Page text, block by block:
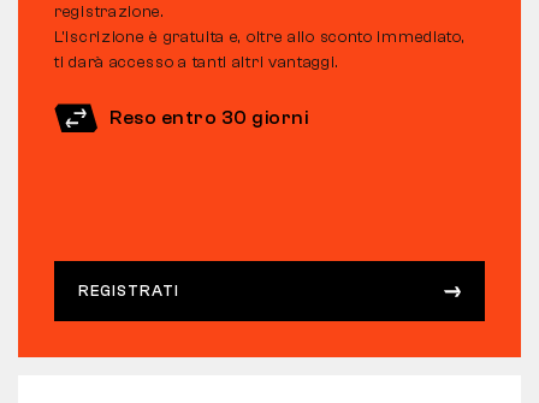
registrazione.
L’iscrizione è gratuita e, oltre allo sconto immediato,
ti darà accesso a tanti altri vantaggi.
Reso entro 30 giorni
REGISTRATI